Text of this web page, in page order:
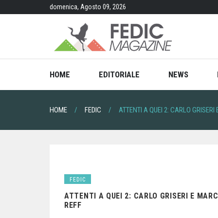
domenica, Agosto 09, 2026
HOME EDITORIALE NEWS
HOME FEDIC ATTENTI A QUEI 2: CARLO
FEDIC
ATTENTI A QUEI 2: CARLO GRISERI E
REFF